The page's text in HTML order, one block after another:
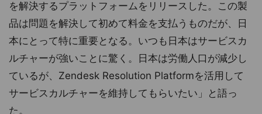
を解決するプラットフォームをリリースした。この製
品は問題を解決して初めて料金を支払うものだが、日
本にとって特に重要となる。いつも日本はサービスカ
ルチャーが強いことに驚く。日本は労働人口が減少し
ているが、Zendesk Resolution Platformを活用して
サービスカルチャーを維持してもらいたい」と語っ
た。